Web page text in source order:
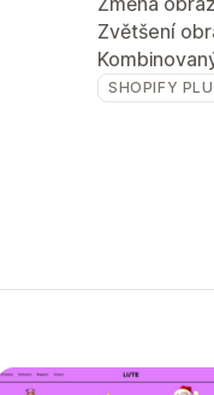
Zvětšení
SHOPIFY